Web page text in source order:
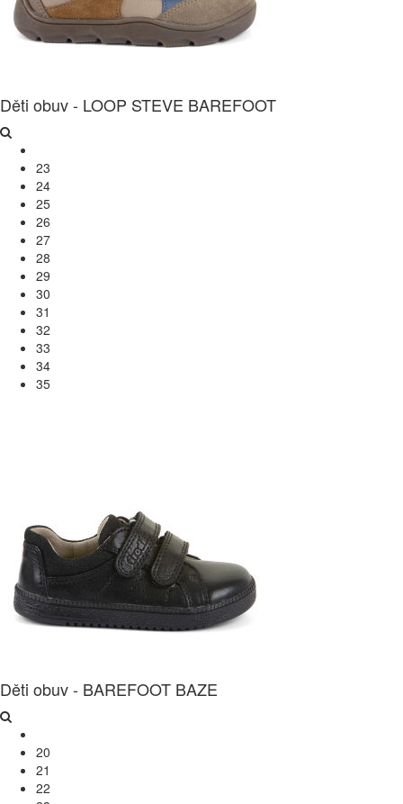
Děti obuv - LOOP STEVE BAREFOOT
23
24
25
26
27
28
29
30
31
32
33
34
35
Děti obuv - BAREFOOT BAZE
20
21
22